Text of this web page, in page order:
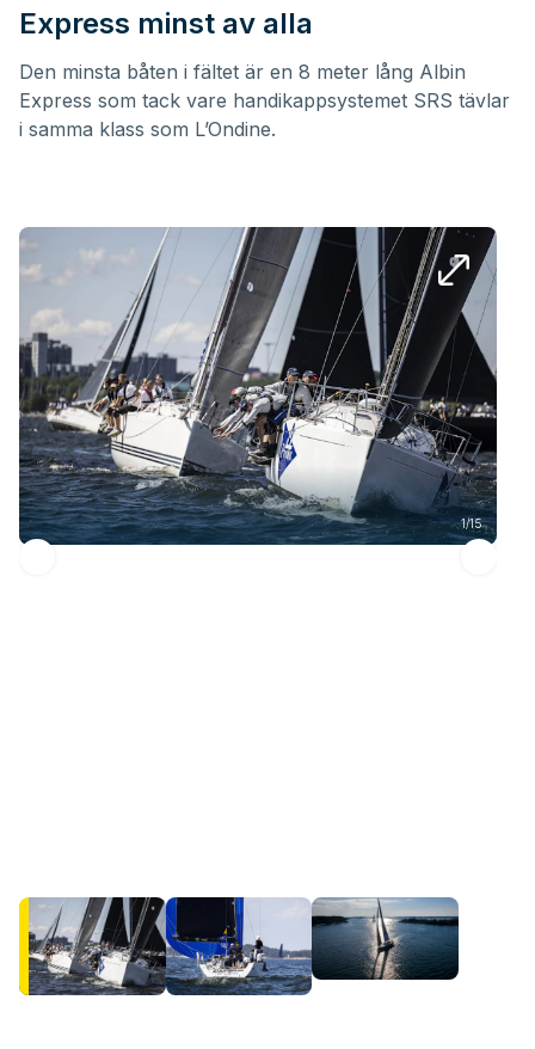
Express minst av alla
Den minsta båten i fältet är en 8 meter lång Albin
Express som tack vare handikappsystemet SRS tävlar
i samma klass som L’Ondine.
1/15